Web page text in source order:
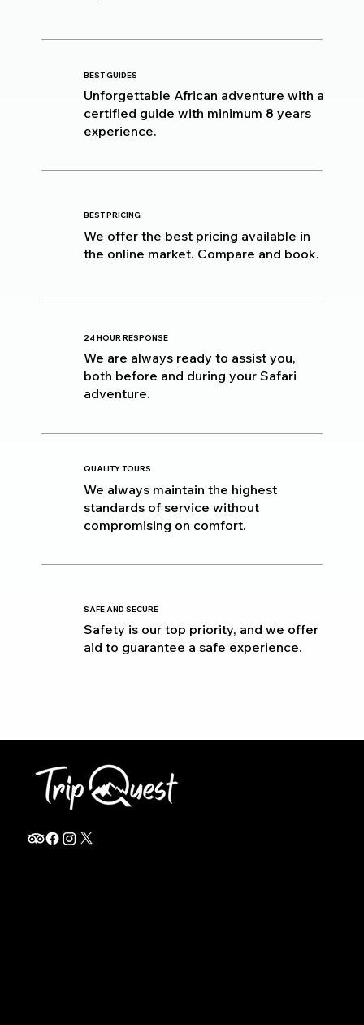
BEST GUIDES
Unforgettable African adventure with a
certified guide with minimum 8 years
experience.
BEST PRICING
We offer the best pricing available in
the online market. Compare and book.
24 HOUR RESPONSE
We are always ready to assist you,
both before and during your Safari
adventure.
QUALITY TOURS
We always maintain the highest
standards of service without
compromising on comfort.
SAFE AND SECURE
Safety is our top priority, and we offer
aid to guarantee a safe experience.